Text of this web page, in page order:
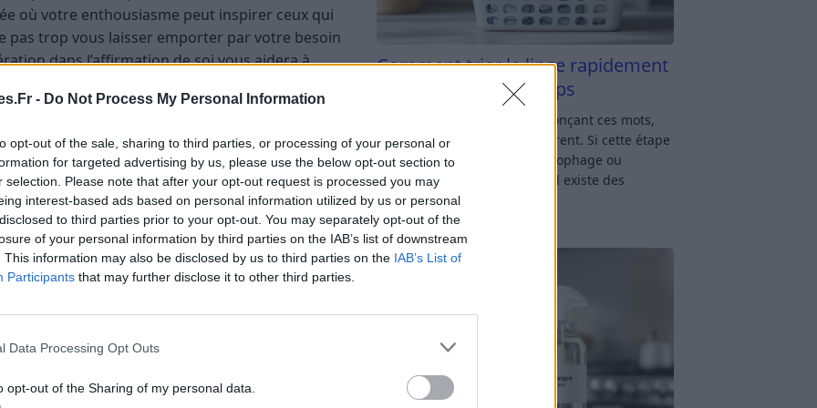
- Do Not Process My Personal Information
opt-out of the sale, sharing to third parties, or processing of your personal or
for targeted advertising by us, please use the below opt-out section to
selection. Please note that after your opt-out request is processed you may
interest-based ads based on personal information utilized by us or personal
to third parties prior to your opt-out. You may separately opt-out of the
of your personal information by third parties on the IAB’s list of downstream
This information may also be disclosed by us to third parties on the IAB’s List of
Participants that may further disclose it to other third parties.
Data Processing Opt Outs
opt-out of the Sharing of my personal data.
où votre enthousiasme peut inspirer ceux qui
pas trop vous laisser emporter par votre besoin
dans l’affirmation de soi vous aidera à
cette période pour faire briller vos talents de
dans vos idées et dans votre
seront vos atouts pour avancer
ressentir le besoin de clarifier certains
de patience et évitez de vous laisser
calme et méthodique vous permettra de
notamment dans vos relations. Vous pourriez
Comment trier le linge rapidement
sans y passer du temps
Tri du linge : rien qu’en prononçant ces mots,
beaucoup d’entre nous soupirent. Si cette étape
du lavage vous semble chronophage ou
compliquée, rassurez-vous : il existe des
astuces simples